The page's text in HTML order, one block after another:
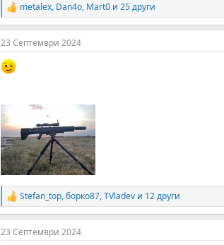
R
e
a
c
t
i
metalex, Dan4o, Mart0 и 25 други
23 Септември 2024
R
e
a
c
Stefan_top,борко87,TVladev и 12 други
23 Септември 2024